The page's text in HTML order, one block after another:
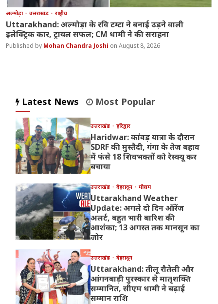
अल्मोड़ा उत्तराखंड राष्ट्रीय
Uttarakhand: अल्मोड़ा के रवि टम्टा ने बनाई उड़ने वाली
इलेक्ट्रिक कार, ट्रायल सफल; CM धामी ने की सराहना
Mohan Chandra Joshi August 8, 2026
Latest News Most Popular
उत्तराखंड हरिद्वार
Haridwar: कांवड़ यात्रा के दौरान
SDRF की मुस्तैदी, गंगा के तेज बहाव
में फंसे 18 शिवभक्तों को रेस्क्यू कर
बचाया
उत्तराखंड देहरादून मौसम
Uttarakhand Weather
Update: अगले दो दिन ऑरेंज
अलर्ट, बहुत भारी बारिश की
आशंका; 13 अगस्त तक मानसून का
जोर
उत्तराखंड देहरादून
Uttarakhand: तीलू रौतेली और
आंगनबाड़ी पुरस्कार से मातृशक्ति
सम्मानित, सीएम धामी ने बढ़ाई
सम्मान राशि